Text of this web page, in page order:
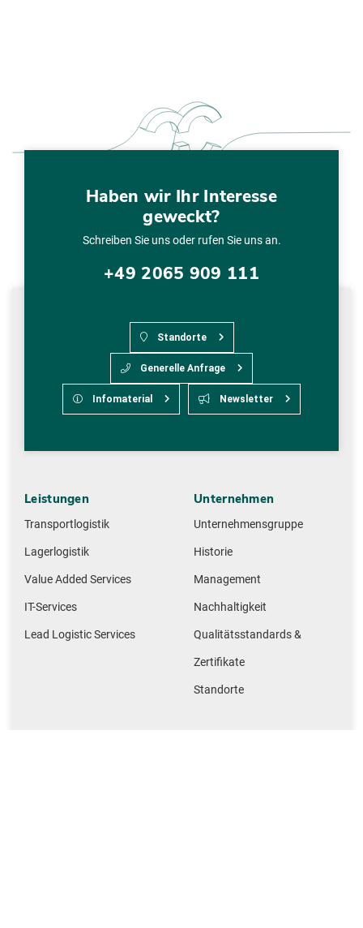
Haben wir Ihr Interesse
geweckt?
Schreiben Sie uns oder rufen Sie uns an.
+49 2065 909 111
Standorte
Generelle Anfrage
Infomaterial Newsletter
Leistungen
Transportlogistik
Lagerlogistik
Value Added Services
IT-Services
Lead Logistic Services
Unternehmen
Unternehmensgruppe
Historie
Management
Nachhaltigkeit
Qualitätsstandards &
Zertifikate
Standorte